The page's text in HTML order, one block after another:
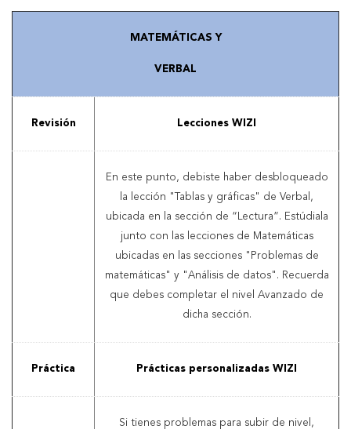
MATEMÁTICAS Y
VERBAL
Revisión Lecciones WIZI
En este punto, debiste haber desbloqueado
la lección "Tablas y gráficas" de Verbal,
ubicada en la sección de “Lectura”. Estúdiala
junto con las lecciones de Matemáticas
ubicadas en las secciones "Problemas de
matemáticas" y "Análisis de datos". Recuerda
que debes completar el nivel Avanzado de
dicha sección.
Práctica Prácticas personalizadas WIZI
Si tienes problemas para subir de nivel,